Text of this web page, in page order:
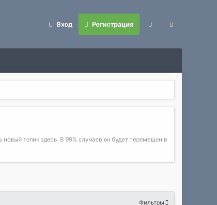
Вход Регистрация
топик здесь. В 99% случаев он будет перемещен в
Фильтры